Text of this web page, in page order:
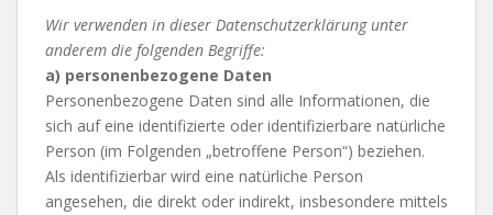
Wir verwenden in dieser Datenschutzerklärung unter
anderem die folgenden Begriffe:
a) personenbezogene Daten
Personenbezogene Daten sind alle Informationen, die
sich auf eine identifizierte oder identifizierbare natürliche
Person (im Folgenden „betroffene Person“) beziehen.
Als identifizierbar wird eine natürliche Person
angesehen, die direkt oder indirekt, insbesondere mittels